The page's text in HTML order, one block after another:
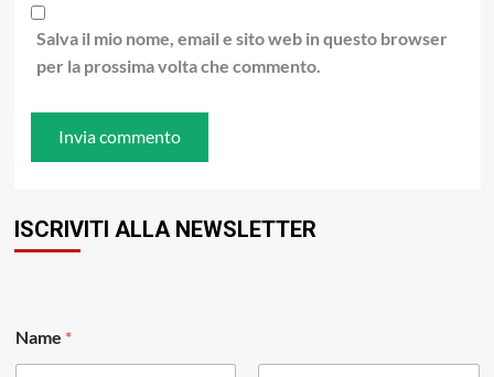
Salva il mio nome, email e sito web in questo browser
per la prossima volta che commento.
ISCRIVITI ALLA NEWSLETTER
Name *